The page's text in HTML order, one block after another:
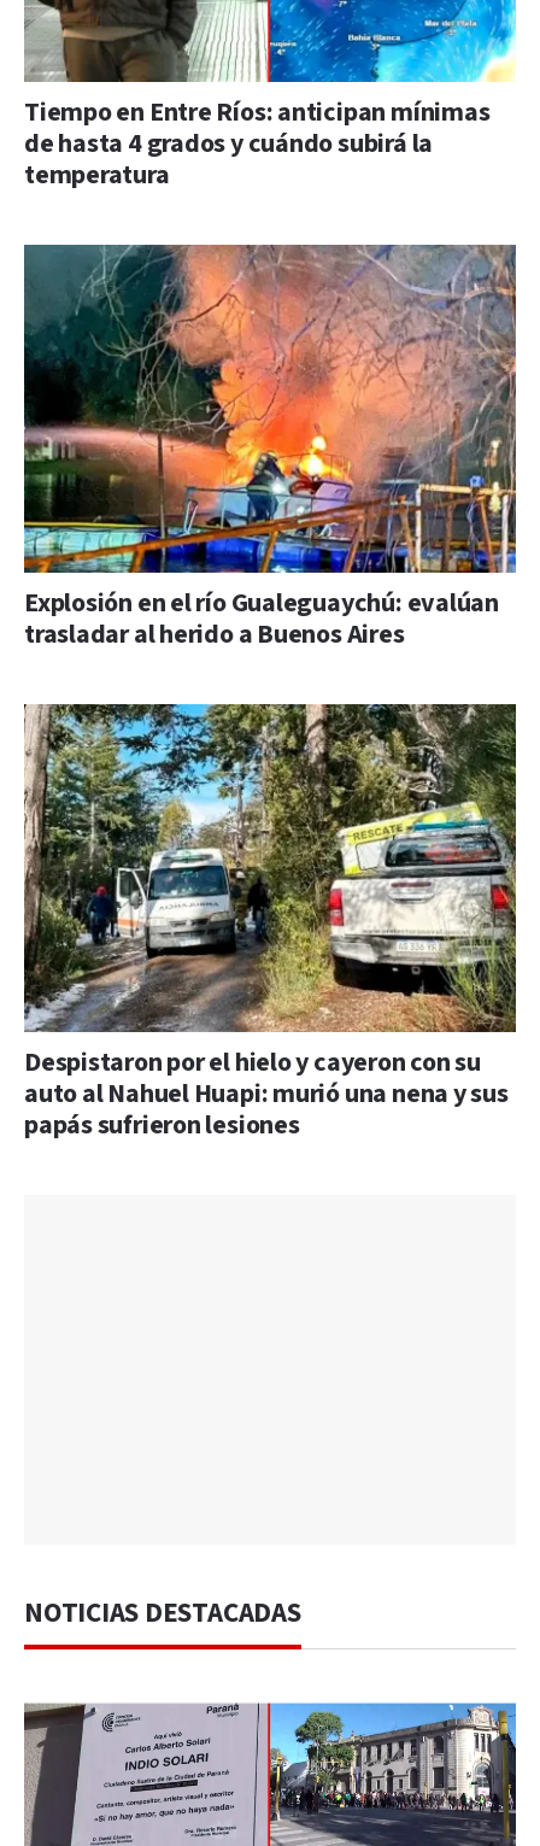
Tiempo en Entre Ríos: anticipan mínimas
de hasta 4 grados y cuándo subirá la
temperatura
Explosión en el río Gualeguaychú: evalúan
trasladar al herido a Buenos Aires
Despistaron por el hielo y cayeron con su
auto al Nahuel Huapi: murió una nena y sus
papás sufrieron lesiones
NOTICIAS DESTACADAS